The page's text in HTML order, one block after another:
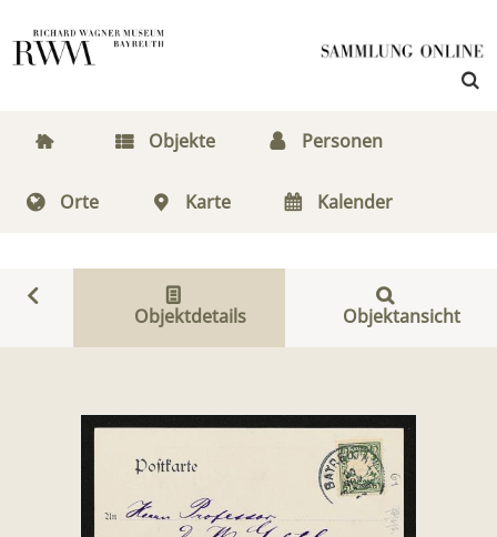
Objekte Personen
Orte Karte Kalender
Objektdetails Objektansicht